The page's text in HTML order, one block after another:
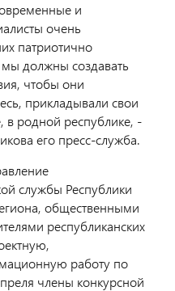
и
очень
патриотично
мы должны создавать
чтобы они
прикладывали свои
в родной республике, -
его пресс-служба.
службы Республики
общественными
республиканских
работу по
члены конкурсной